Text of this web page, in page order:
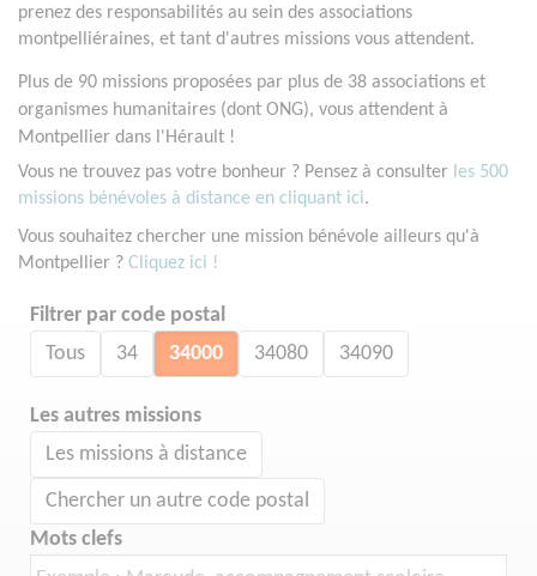
prenez des responsabilités au sein des associations
montpelliéraines, et tant d'autres missions vous attendent.
Plus de 90 missions proposées par plus de 38 associations et
organismes humanitaires (dont ONG), vous attendent à
Montpellier dans l'Hérault !
Vous ne trouvez pas votre bonheur ? Pensez à consulter les 500
missions bénévoles à distance en cliquant ici.
Vous souhaitez chercher une mission bénévole ailleurs qu'à
Montpellier ? Cliquez ici !
Filtrer par code postal
Tous 34 34000 34080 34090
Les autres missions
Les missions à distance
Chercher un autre code postal
Mots clefs